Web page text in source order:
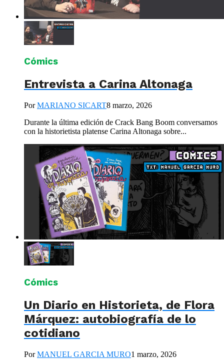
Cómics
Entrevista a Carina Altonaga
PorMARIANO SICART8 marzo, 2026
Durante la última edición de Crack Bang Boom conversamos
con la historietista platense Carina Altonaga sobre...
Cómics
Un Diario en Historieta, de Flora
Márquez: autobiografía de lo
cotidiano
PorMANUEL GARCIA MURO1 marzo, 2026